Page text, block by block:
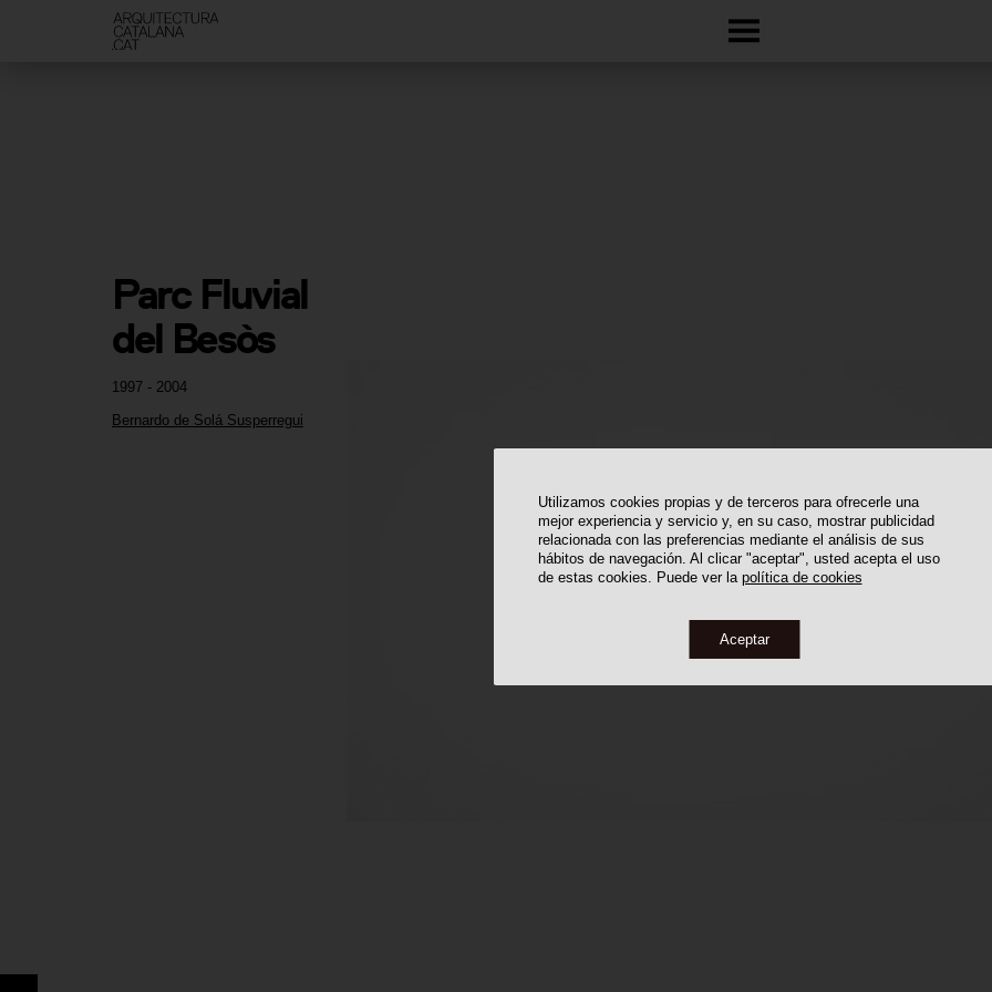
Utilizamos cookies propias y de terceros para ofrecerle una
mejor experiencia y servicio y, en su caso, mostrar publicidad
relacionada con las preferencias mediante el análisis de sus
hábitos de navegación. Al clicar "aceptar", usted acepta el uso
de estas cookies. Puede ver la política de cookies
Aceptar
1997 - 2004
Bernardo de Solá Susperregui
Parc Fluvial
del Besòs